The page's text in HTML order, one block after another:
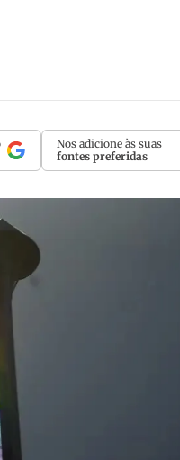
Nos adicione às suas
fontes preferidas